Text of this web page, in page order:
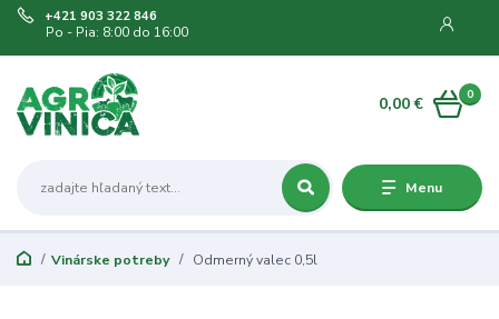
Menu
+421 903 322 846
Po - Pia: 8:00 do 16:00
0
0,00 €
Vinárske potreby Odmerný valec 0,5l